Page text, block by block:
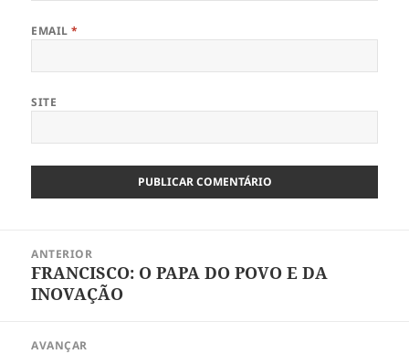
EMAIL*
SITE
artigos
ANTERIOR
Artigo
anterior:
FRANCISCO: O PAPA DO POVO E DA
INOVAÇÃO
AVANÇAR